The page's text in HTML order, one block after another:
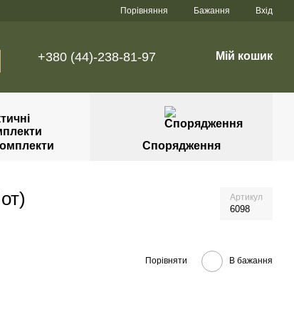
Порівняння Бажання Вхід
+380 (44)-238-81-97 Мій кошик
Спорядження
Артикул
6098
Порівняти В бажання